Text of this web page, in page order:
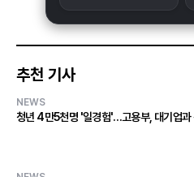
추천 기사
NEWS
청년 4만5천명 '일경험'…고용부, 대기업과